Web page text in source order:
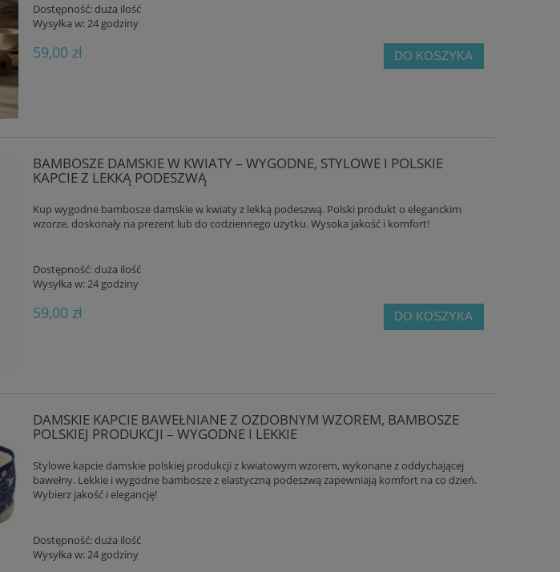
Dostępność: duża ilość
Wysyłka w:24 godziny
59,00 zł DO KOSZYKA
BAMBOSZE DAMSKIE W KWIATY – WYGODNE, STYLOWE I POLSKIE
KAPCIE Z LEKKĄ PODESZWĄ
Kup wygodne bambosze damskie w kwiaty z lekką podeszwą. Polski produkt o eleganckim
wzorze, doskonały na prezent lub do codziennego użytku. Wysoka jakość i komfort!
Dostępność: duża ilość
Wysyłka w:24 godziny
59,00 zł DO KOSZYKA
DAMSKIE KAPCIE BAWEŁNIANE Z OZDOBNYM WZOREM, BAMBOSZE
POLSKIEJ PRODUKCJI – WYGODNE I LEKKIE
Stylowe kapcie damskie polskiej produkcji z kwiatowym wzorem, wykonane z oddychającej
bawełny. Lekkie i wygodne bambosze z elastyczną podeszwą zapewniają komfort na co dzień.
Wybierz jakość i elegancję!
Dostępność: duża ilość
Wysyłka w:24 godziny